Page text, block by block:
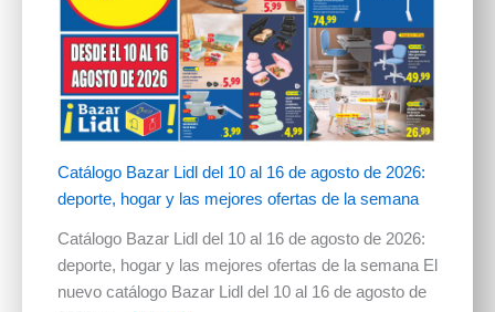
Catálogo Bazar Lidl del 10 al 16 de agosto de 2026:
deporte, hogar y las mejores ofertas de la semana
Catálogo Bazar Lidl del 10 al 16 de agosto de 2026:
deporte, hogar y las mejores ofertas de la semana El
nuevo catálogo Bazar Lidl del 10 al 16 de agosto de